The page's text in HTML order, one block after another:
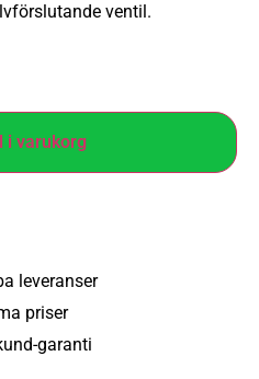
ventil.
i varukorg
leveranser
priser
garanti